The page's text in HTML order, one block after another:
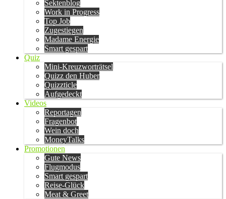
Sektenblog
Work in Progress
Top Job
Zugestiegen
Madame Energie
Smart gespart
Quiz
Mini-Kreuzworträtsel
Quizz den Huber
Quizzticle
Aufgedeckt
Videos
Reportagen
Fragenbot
Wein doch
MoneyTalks
Promotionen
Gute News
Flugmodus
Smart gespart
Reise-Glück
Meat & Greet